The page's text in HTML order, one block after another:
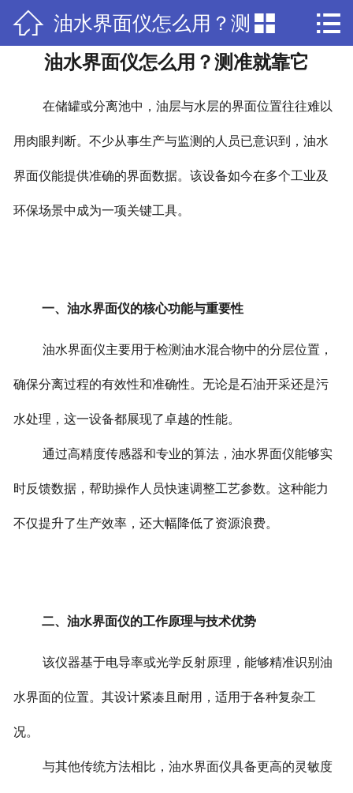
 网站首页
公司简介
产品中心
公司资质
新闻中心
 油水界面仪怎么用？测
准就靠它
 
油水界面仪怎么用？测准就靠它
在储罐或分离池中，油层与水层的界面位置往往难以
用肉眼判断。不少从事生产与监测的人员已意识到，油水
界面仪能提供准确的界面数据。该设备如今在多个工业及
环保场景中成为一项关键工具。
一、油水界面仪的核心功能与重要性
油水界面仪主要用于检测油水混合物中的分层位置，
确保分离过程的有效性和准确性。无论是石油开采还是污
水处理，这一设备都展现了卓越的性能。
通过高精度传感器和专业的算法，油水界面仪能够实
时反馈数据，帮助操作人员快速调整工艺参数。这种能力
不仅提升了生产效率，还大幅降低了资源浪费。
二、油水界面仪的工作原理与技术优势
该仪器基于电导率或光学反射原理，能够精准识别油
水界面的位置。其设计紧凑且耐用，适用于各种复杂工
况。
与其他传统方法相比，油水界面仪具备更高的灵敏度